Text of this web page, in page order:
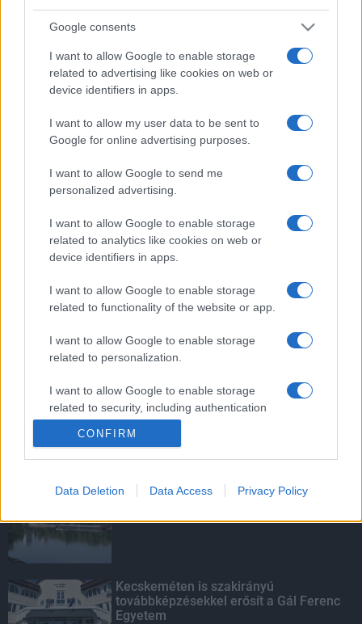
Google consents
I want to allow Google to enable storage
related to advertising like cookies on web or
device identifiers in apps.
I want to allow my user data to be sent to
Google for online advertising purposes.
I want to allow Google to send me
personalized advertising.
I want to allow Google to enable storage
related to analytics like cookies on web or
device identifiers in apps.
I want to allow Google to enable storage
related to functionality of the website or app.
I want to allow Google to enable storage
related to personalization.
I want to allow Google to enable storage
related to security, including authentication
functionality and fraud prevention, and other
user protection.
CONFIRM
Data Deletion Data Access Privacy Policy
HÍRDETÉS
LEGOLVASOTTABB
Szerdától rárajtolhatunk a jövő nyári
foci-Eb jegyeire
mentettek a sásdi tűzoltók
Mit lát és mit lát nem a VÉDA?
Megérkezett az eső a Duna
Kecskeméten is szakirányú
továbbképzésekkel erősít a Gál Ferenc
Egyetem